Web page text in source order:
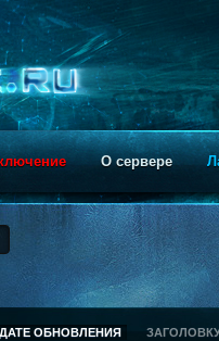
О сервере
ДАТЕ ОБНОВЛЕНИЯ